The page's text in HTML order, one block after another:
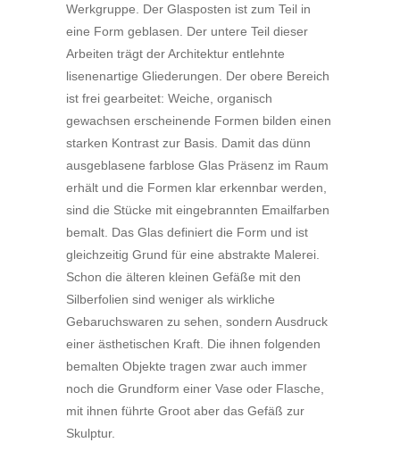
Werkgruppe. Der Glasposten ist zum Teil in
eine Form geblasen. Der untere Teil dieser
Arbeiten trägt der Architektur entlehnte
lisenenartige Gliederungen. Der obere Bereich
ist frei gearbeitet: Weiche, organisch
gewachsen erscheinende Formen bilden einen
starken Kontrast zur Basis. Damit das dünn
ausgeblasene farblose Glas Präsenz im Raum
erhält und die Formen klar erkennbar werden,
sind die Stücke mit eingebrannten Emailfarben
bemalt. Das Glas definiert die Form und ist
gleichzeitig Grund für eine abstrakte Malerei.
Schon die älteren kleinen Gefäße mit den
Silberfolien sind weniger als wirkliche
Gebaruchswaren zu sehen, sondern Ausdruck
einer ästhetischen Kraft. Die ihnen folgenden
bemalten Objekte tragen zwar auch immer
noch die Grundform einer Vase oder Flasche,
mit ihnen führte Groot aber das Gefäß zur
Skulptur.